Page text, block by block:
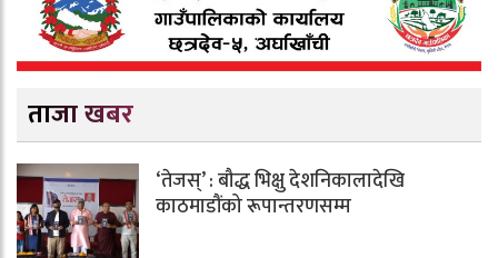
ताजा खबर
‘तेजस्’ : बौद्ध भिक्षु देशनिकालादेखि
काठमाडौंको रूपान्तरणसम्म